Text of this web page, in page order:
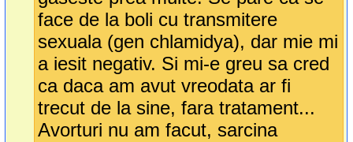
face de la boli cu transmitere
sexuala (gen chlamidya), dar mie mi
a iesit negativ. Si mi-e greu sa cred
ca daca am avut vreodata ar fi
trecut de la sine, fara tratament...
Avorturi nu am facut, sarcina